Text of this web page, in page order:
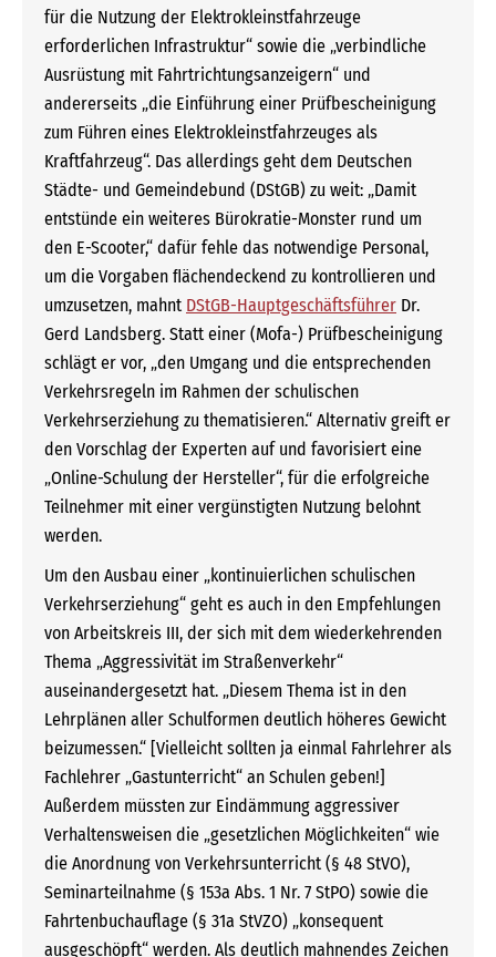
für die Nutzung der Elektrokleinstfahrzeuge
erforderlichen Infrastruktur“ sowie die „verbindliche
Ausrüstung mit Fahrtrichtungsanzeigern“ und
andererseits „die Einführung einer Prüfbescheinigung
zum Führen eines Elektrokleinstfahrzeuges als
Kraftfahrzeug“. Das allerdings geht dem Deutschen
Städte- und Gemeindebund (DStGB) zu weit: „Damit
entstünde ein weiteres Bürokratie-Monster rund um
den E-Scooter,“ dafür fehle das notwendige Personal,
um die Vorgaben ﬂächendeckend zu kontrollieren und
umzusetzen, mahnt DStGB-Hauptgeschäftsführer Dr.
Gerd Landsberg. Statt einer (Mofa-) Prüfbescheinigung
schlägt er vor, „den Umgang und die entsprechenden
Verkehrsregeln im Rahmen der schulischen
Verkehrserziehung zu thematisieren.“ Alternativ greift er
den Vorschlag der Experten auf und favorisiert eine
„Online-Schulung der Hersteller“, für die erfolgreiche
Teilnehmer mit einer vergünstigten Nutzung belohnt
werden.
Um den Ausbau einer „kontinuierlichen schulischen
Verkehrserziehung“ geht es auch in den Empfehlungen
von Arbeitskreis III, der sich mit dem wiederkehrenden
Thema „Aggressivität im Straßenverkehr“
auseinandergesetzt hat. „Diesem Thema ist in den
Lehrplänen aller Schulformen deutlich höheres Gewicht
beizumessen.“ [Vielleicht sollten ja einmal Fahrlehrer als
Fachlehrer „Gastunterricht“ an Schulen geben!]
Außerdem müssten zur Eindämmung aggressiver
Verhaltensweisen die „gesetzlichen Möglichkeiten“ wie
die Anordnung von Verkehrsunterricht (§ 48 StVO),
Seminarteilnahme (§ 153a Abs. 1 Nr. 7 StPO) sowie die
Fahrtenbuchauflage (§ 31a StVZO) „konsequent
ausgeschöpft“ werden. Als deutlich mahnendes Zeichen